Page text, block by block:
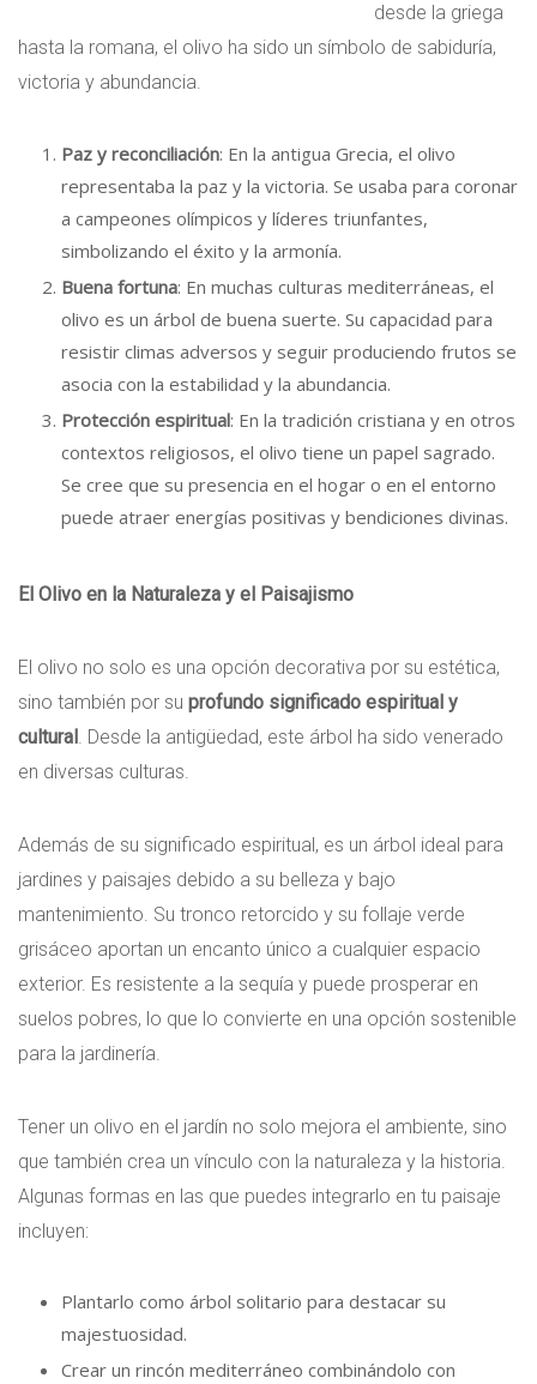
desde la griega
hasta la romana, el olivo ha sido un símbolo de sabiduría,
victoria y abundancia.
Paz y reconciliación: En la antigua Grecia, el olivo
representaba la paz y la victoria. Se usaba para coronar
a campeones olímpicos y líderes triunfantes,
simbolizando el éxito y la armonía.
Buena fortuna: En muchas culturas mediterráneas, el
olivo es un árbol de buena suerte. Su capacidad para
resistir climas adversos y seguir produciendo frutos se
asocia con la estabilidad y la abundancia.
Protección espiritual: En la tradición cristiana y en otros
contextos religiosos, el olivo tiene un papel sagrado.
Se cree que su presencia en el hogar o en el entorno
puede atraer energías positivas y bendiciones divinas.
El Olivo en la Naturaleza y el Paisajismo
El olivo no solo es una opción decorativa por su estética,
sino también por su profundo significado espiritual y
cultural . Desde la antigüedad, este árbol ha sido venerado
en diversas culturas.
Además de su significado espiritual, es un árbol ideal para
jardines y paisajes debido a su belleza y bajo
mantenimiento. Su tronco retorcido y su follaje verde
grisáceo aportan un encanto único a cualquier espacio
exterior. Es resistente a la sequía y puede prosperar en
suelos pobres, lo que lo convierte en una opción sostenible
para la jardinería.
Tener un olivo en el jardín no solo mejora el ambiente, sino
que también crea un vínculo con la naturaleza y la historia.
Algunas formas en las que puedes integrarlo en tu paisaje
incluyen:
Plantarlo como árbol solitario para destacar su
majestuosidad.
Crear un rincón mediterráneo combinándolo con